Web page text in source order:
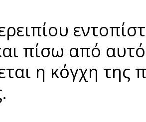
πίσω από
η κόγχη της